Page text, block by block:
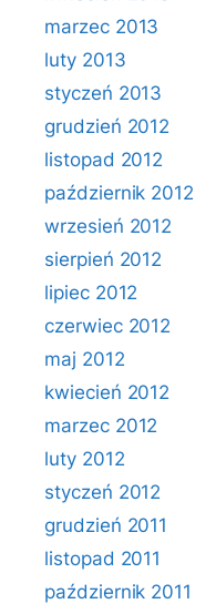
marzec 2013
luty 2013
styczeń 2013
grudzień 2012
listopad 2012
październik 2012
wrzesień 2012
sierpień 2012
lipiec 2012
czerwiec 2012
maj 2012
kwiecień 2012
marzec 2012
luty 2012
styczeń 2012
grudzień 2011
listopad 2011
październik 2011